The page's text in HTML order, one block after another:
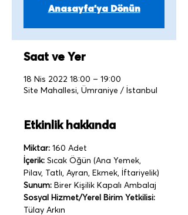
Anasayfa'ya Dönün
Saat ve Yer
18 Nis 2022 18:00 – 19:00
Site Mahallesi, Ümraniye / İstanbul
Etkinlik hakkında
Miktar: 160 Adet
İçerik: Sıcak Öğün (Ana Yemek,
Pilav, Tatlı, Ayran, Ekmek, İftariyelik)
Sunum: Birer Kişilik Kapalı Ambalaj
Sosyal Hizmet/Yerel Birim Yetkilisi:
Tülay Arkın